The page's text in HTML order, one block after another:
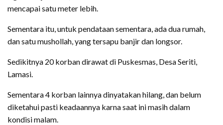
mencapai satu meter lebih.
Sementara itu, untuk pendataan sementara, ada dua rumah,
dan satu mushollah, yang tersapu banjir dan longsor.
Sedikitnya 20 korban dirawat di Puskesmas, Desa Seriti,
Lamasi.
Sementara 4 korban lainnya dinyatakan hilang, dan belum
diketahui pasti keadaannya karna saat ini masih dalam
kondisi malam.